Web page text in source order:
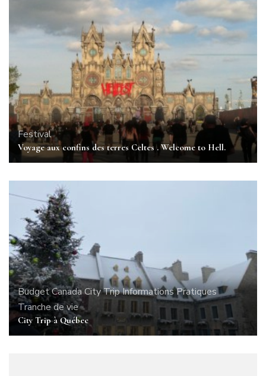
Festival
Voyage aux confins des terres Celtes . Welcome to Hell.
BudgetCanadaCity TripInformations Pratiques
Tranche de vie
City Trip à Québec